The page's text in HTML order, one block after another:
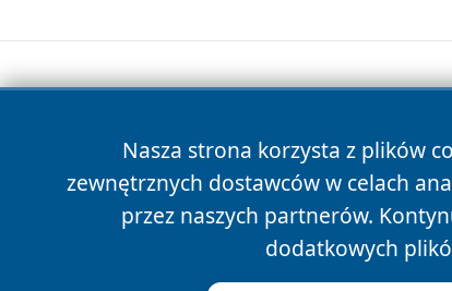
Nasza strona korzysta z plików
zewnętrznych dostawców w celach
przez naszych partnerów.
dodatkowych